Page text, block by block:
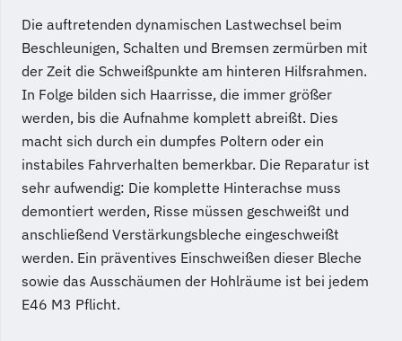
Die auftretenden dynamischen Lastwechsel beim
Beschleunigen, Schalten und Bremsen zermürben mit
der Zeit die Schweißpunkte am hinteren Hilfsrahmen.
In Folge bilden sich Haarrisse, die immer größer
werden, bis die Aufnahme komplett abreißt. Dies
macht sich durch ein dumpfes Poltern oder ein
instabiles Fahrverhalten bemerkbar. Die Reparatur ist
sehr aufwendig: Die komplette Hinterachse muss
demontiert werden, Risse müssen geschweißt und
anschließend Verstärkungsbleche eingeschweißt
werden. Ein präventives Einschweißen dieser Bleche
sowie das Ausschäumen der Hohlräume ist bei jedem
E46 M3 Pflicht.